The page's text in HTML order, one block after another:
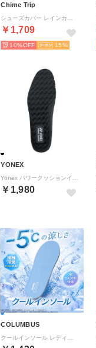
Chime Trip
￥1,709
10% 15
YONEX
￥1,980
COLUMBUS